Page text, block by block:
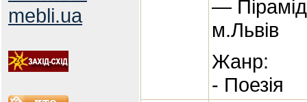
mebli.ua
—
м.Львів
Жанр:
- Поезія